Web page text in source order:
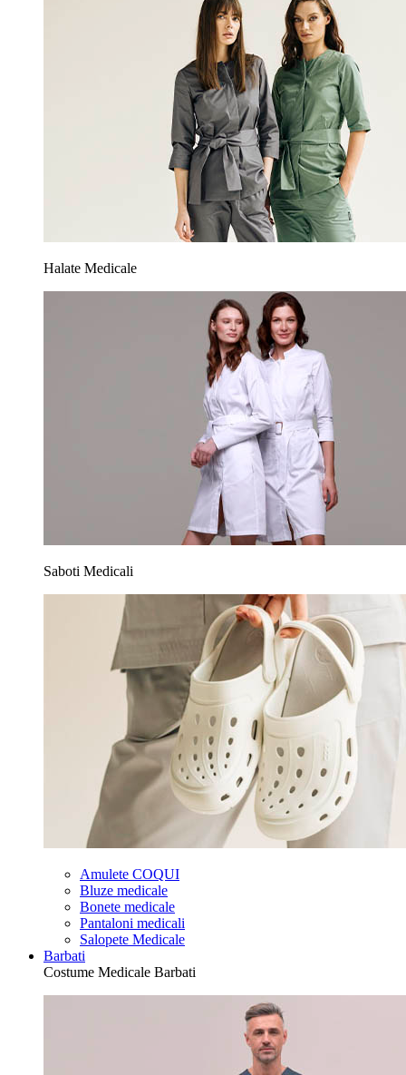
Halate Medicale
Saboti Medicali
Amulete COQUI
Bluze medicale
Bonete medicale
Pantaloni medicali
Salopete Medicale
Barbati
Costume Medicale Barbati